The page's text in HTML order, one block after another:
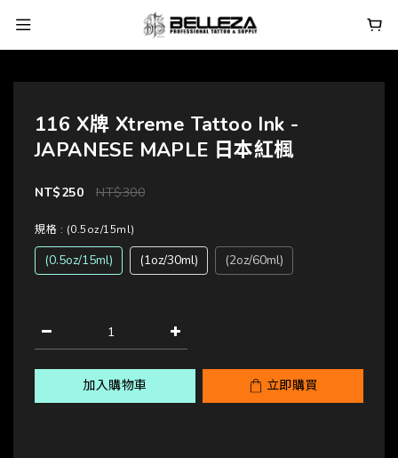
116 X牌 Xtreme Tattoo Ink -
JAPANESE MAPLE 日本紅楓
NT$300
NT$250
規格 : (0.5oz/15ml)
(0.5oz/15ml) (1oz/30ml) (2oz/60ml)
加入購物車 立即購買